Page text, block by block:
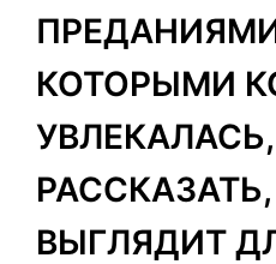
КОТОРЫМИ
ВЫГЛЯДИТ